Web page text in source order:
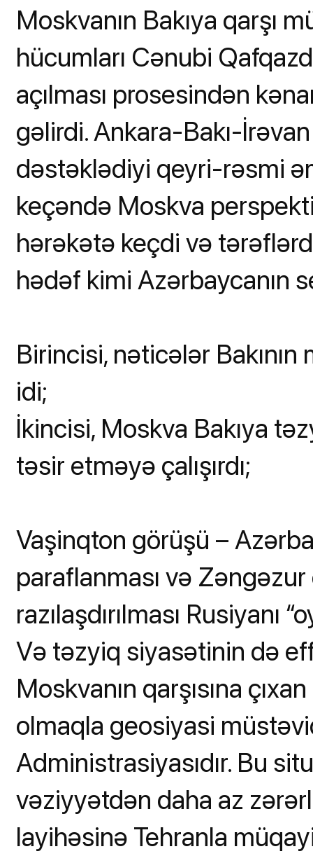
Moskvanın Bakıya qarşı
hücumları Cənubi
açılması prosesindən
gəlirdi. Ankara-Bakı-
dəstəklədiyi qeyri-rəsmi
keçəndə Moskva
hərəkətə keçdi və
hədəf kimi Azərbaycanın
Birincisi, nəticələr
idi;
İkincisi, Moskva Bakıya
təsir etməyə çalışırdı;
Vaşinqton görüşü –
paraflanması və
razılaşdırılması Rusiyanı
Və təzyiq siyasətinin də
Moskvanın qarşısına
olmaqla geosiyasi
Administrasiyasıdır. Bu
vəziyyətdən daha az
layihəsinə Tehranla